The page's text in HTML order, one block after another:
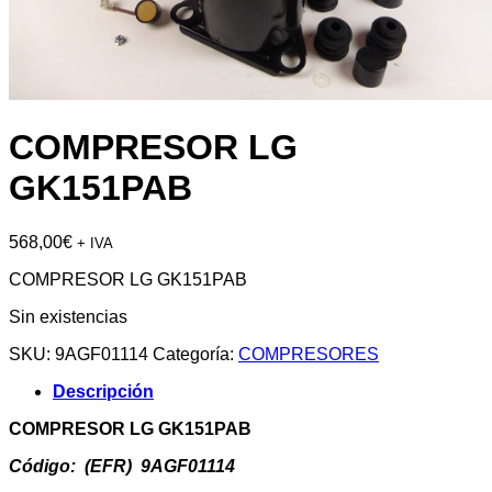
COMPRESOR LG
GK151PAB
568,00€ + IVA
COMPRESOR LG GK151PAB
Sin existencias
SKU: 9AGF01114 Categoría: COMPRESORES
Descripción
COMPRESOR LG GK151PAB
Código: (EFR) 9AGF01114